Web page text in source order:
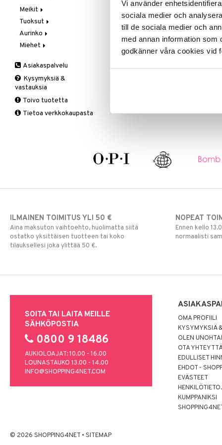
Vi använder
sociala medier och
till de sociala medier och
med annan information som
godkänner våra cookies vid
H5600 Ionic Rollers
REMINGTON
Lämpörullat 20 rullaa 4 eri koossa
Remingtonilta
Vaihe 2: Kirkastus
Vaihe 3: Kosteutus
Käsien- ja Vartalonhoito
Kosteudenhoito
Kuorinta ja naamiot
Puhdistus
Silmien/Huulten Hoito
Meikit
Huulikiilto
Huulipuna
Huultenrajausväri
Luomiväri
Meikkisiveltmit
Peitevoide
Pohjustusvoide
Tuoksut
Aromatics Elixir
Calyx
Clinique Happy For Men
Aurinko
Aurinkosuoja
Miehet
Ironhoito
Kirkastus
Parranajo &
Ihonpuhdistus
Asiakaspalvelu
Kysymyksiä &
vastauksia
Toivo tuotetta
Tietoa verkkokaupasta
ILMAINEN TOIMITUS YLI 50 €
Aina maksuton vaihtoehto, huolimatta siitä
ostatko yksittäisen tuotteen tai koko
tilauksellesi joka ylittää 50 €.
NOPEAT
Ennen kello
normaalisti
SOITA TAI LAITA MEILLE
SÄHKÖPOSTIA
0800 9 18486
AUKIOLOAJAT: 10.00 - 16.00
LOUNASTAUKO 13.00 - 14.00
INFO@SHOPPING4NET.COM
OMA PROFIILI
KYSYMYKSIÄ
OLEN
OTA
EDULLISET
EHDOT -
EVÄSTEET
KUMPPANIKSI
© 2026 SHOPPING4NET • SITEMAP